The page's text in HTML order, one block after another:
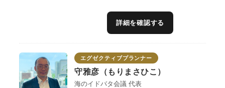
地域の想い、民間の利益、行政の使命——地
域の三者の異なる立場を丁寧に汲み取り、自
しています。
また、「６次産業化」と「６次商品化」は異
なり、商品を販売することだけでは、地域課
詳細を確認する
エグゼクティブプランナー
守雅彦（もりまさひこ）
海のイドバタ会議 代表